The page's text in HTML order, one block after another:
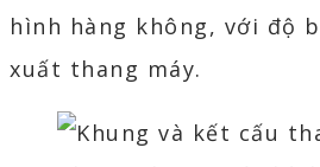
hình hàng không, với độ
xuất thang máy.